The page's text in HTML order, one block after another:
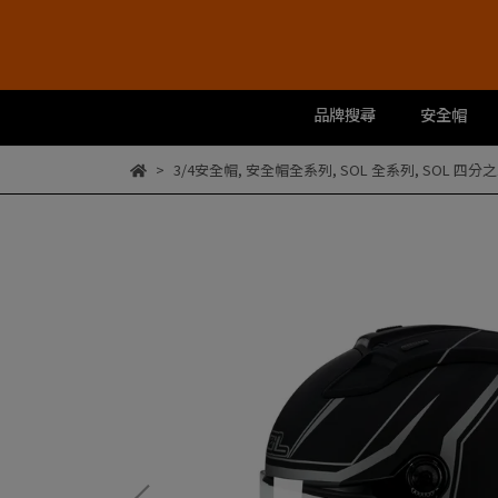
品牌搜尋 安全帽
3/4安全帽, 安全帽全系列, SOL 全系列, SOL 四分